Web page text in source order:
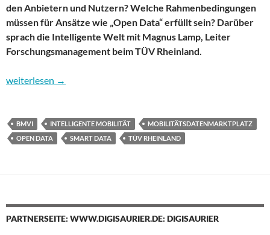
den Anbietern und Nutzern? Welche Rahmenbedingungen
müssen für Ansätze wie „Open Data“ erfüllt sein? Darüber
sprach die Intelligente Welt mit Magnus Lamp, Leiter
Forschungsmanagement beim TÜV Rheinland.
Smarte Daten für intelligentere Mobilität
weiterlesen →
BMVI INTELLIGENTE MOBILITÄT
MOBILITÄTSDATENMARKTPLATZ
OPEN DATA
SMART DATA TÜV RHEINLAND
PARTNERSEITE: WWW.DIGISAURIER.DE: DIGISAURIER